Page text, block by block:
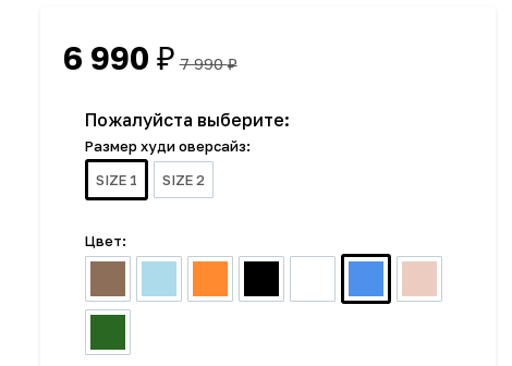
6 990 ₽ 7 990₽
Пожалуйста выберите:
Размер худи оверсайз:
SIZE 1
SIZE 2
Цвет: